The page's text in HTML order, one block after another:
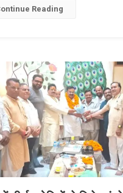
लकसर
का
किया
ऐलान
Reading